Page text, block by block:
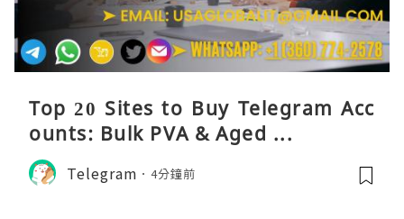
Top 20 Sites to Buy Telegram Acc
ounts: Bulk PVA & Aged ...
Telegram 4分鐘前